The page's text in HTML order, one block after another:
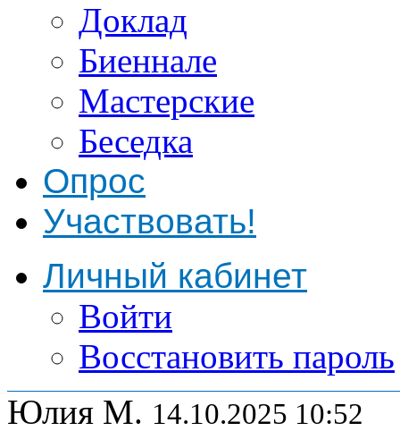
Доклад
Биеннале
Мастерские
Беседка
Опрос
Участвовать!
Личный кабинет
Войти
Восстановить пароль
Юлия М. 14.10.2025 10:52